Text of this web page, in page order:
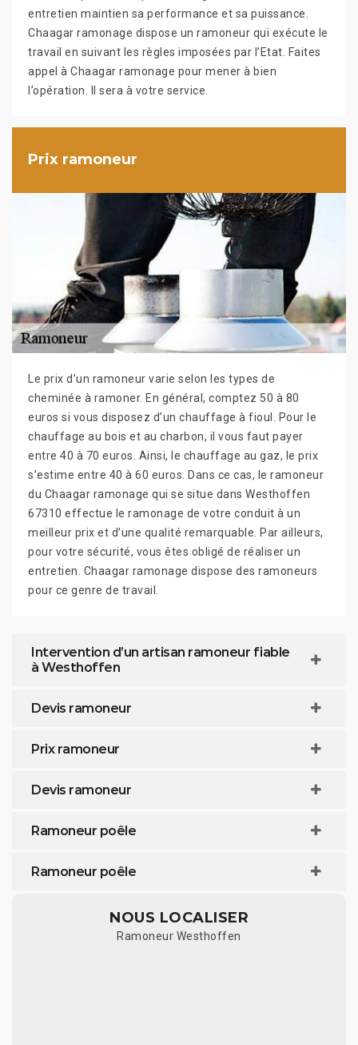
entretien maintien sa performance et sa puissance.
Chaagar ramonage dispose un ramoneur qui exécute le
travail en suivant les règles imposées par l’Etat. Faites
appel à Chaagar ramonage pour mener à bien
l’opération. Il sera à votre service.
Prix ramoneur
Le prix d’un ramoneur varie selon les types de
cheminée à ramoner. En général, comptez 50 à 80
euros si vous disposez d’un chauffage à fioul. Pour le
chauffage au bois et au charbon, il vous faut payer
entre 40 à 70 euros. Ainsi, le chauffage au gaz, le prix
s’estime entre 40 à 60 euros. Dans ce cas, le ramoneur
du Chaagar ramonage qui se situe dans Westhoffen
67310 effectue le ramonage de votre conduit à un
meilleur prix et d’une qualité remarquable. Par ailleurs,
pour votre sécurité, vous êtes obligé de réaliser un
entretien. Chaagar ramonage dispose des ramoneurs
pour ce genre de travail.
Intervention d’un artisan ramoneur fiable
à Westhoffen
Devis ramoneur
Prix ramoneur
Devis ramoneur
Ramoneur poêle
Ramoneur poêle
NOUS LOCALISER
Ramoneur Westhoffen